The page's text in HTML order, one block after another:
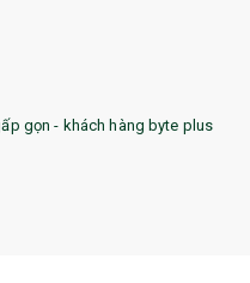
gọn - khách hàng byte plus